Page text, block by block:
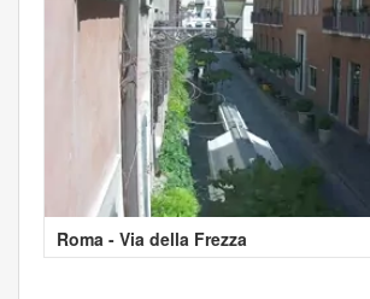
Roma - Via della Frezza